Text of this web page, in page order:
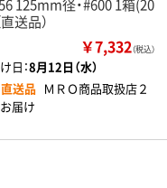
125mm径・#600 1箱(20
送品）
￥7,332（税込）
日：8月12日（水）
直送品 ＭＲＯ商品取扱店２
届け